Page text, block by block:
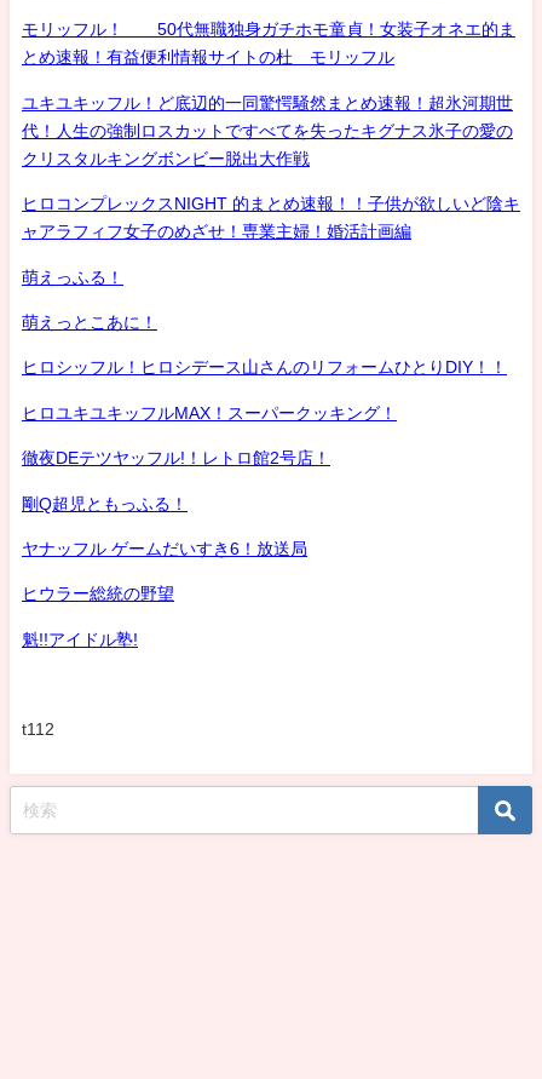
モリッフル！ 50代無職独身ガチホモ童貞！女装子オネエ的ま
とめ速報！有益便利情報サイトの杜 モリッフル
ユキユキッフル！ど底辺的一同驚愕騒然まとめ速報！超氷河期世
代！人生の強制ロスカットですべてを失ったキグナス氷子の愛の
クリスタルキングボンビー脱出大作戦
ヒロコンプレックスNIGHT 的まとめ速報！！子供が欲しいど陰キ
ャアラフィフ女子のめざせ！専業主婦！婚活計画編
萌えっふる！
萌えっとこあに！
ヒロシッフル！ヒロシデース山さんのリフォームひとりDIY！！
ヒロユキユキッフルMAX！スーパークッキング！
徹夜DEテツヤッフル!！レトロ館2号店！
剛Q超児ともっふる！
ヤナッフル ゲームだいすき6！放送局
ヒウラー総統の野望
魁!!アイドル塾!
t112